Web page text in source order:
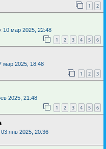
1 2
10 мар 2025, 22:48
1 2 3 4 5 6
мар 2025, 18:48
1 2 3
2025, 21:48
1 2 3 4 5 6
03 янв 2025, 20:36